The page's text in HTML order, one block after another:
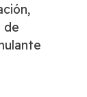
de